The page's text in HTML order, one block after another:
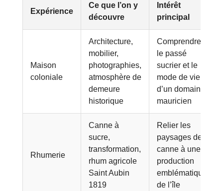
Expérience
Ce que l’on y
découvre
Intérêt
principal
Maison
coloniale
Architecture,
mobilier,
photographies,
atmosphère de
demeure
historique
Comprendre
le passé
sucrier et le
mode de vie
d’un domaine
mauricien
Rhumerie
Canne à
sucre,
transformation,
rhum agricole
Saint Aubin
1819
Relier les
paysages de
canne à une
production
emblématique
de l’île